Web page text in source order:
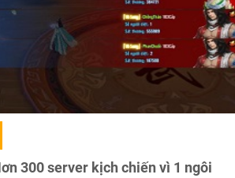
300 server kịch chiến vì 1 ngôi